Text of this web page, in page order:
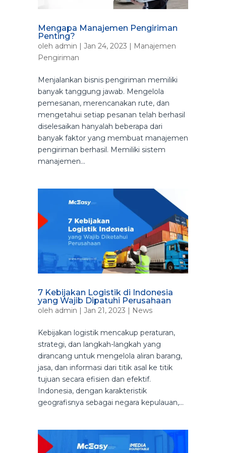
Mengapa Manajemen Pengiriman
Penting?
oleh admin | Jan 24, 2023 | Manajemen
Pengiriman
Menjalankan bisnis pengiriman memiliki
banyak tanggung jawab. Mengelola
pemesanan, merencanakan rute, dan
mengetahui setiap pesanan telah berhasil
diselesaikan hanyalah beberapa dari
banyak faktor yang membuat manajemen
pengiriman berhasil. Memiliki sistem
manajemen...
7 Kebijakan Logistik di Indonesia
yang Wajib Dipatuhi Perusahaan
oleh admin | Jan 21, 2023 | News
Kebijakan logistik mencakup peraturan,
strategi, dan langkah-langkah yang
dirancang untuk mengelola aliran barang,
jasa, dan informasi dari titik asal ke titik
tujuan secara efisien dan efektif.
Indonesia, dengan karakteristik
geografisnya sebagai negara kepulauan,...